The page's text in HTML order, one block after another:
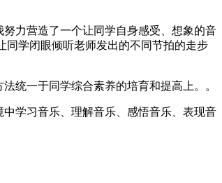
力营造了一个让同学自身感受、想象的音
同学闭眼倾听老师发出的不同节拍的走步
统一于同学综合素养的培育和提高上。。
学习音乐、理解音乐、感悟音乐、表现音